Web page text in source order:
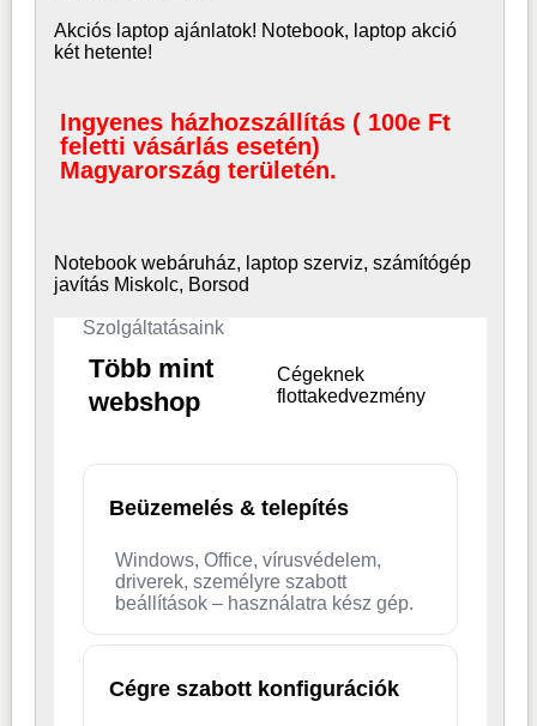
Akciós laptop ajánlatok! Notebook, laptop akció
két hetente!
Ingyenes házhozszállítás ( 100e Ft
feletti vásárlás esetén)
Magyarország területén.
Notebook webáruház, laptop szerviz, számítógép
javítás Miskolc, Borsod
Szolgáltatásaink
Több mint
webshop
Cégeknek
flottakedvezmény
Beüzemelés & telepítés
Windows, Office, vírusvédelem,
driverek, személyre szabott
beállítások – használatra kész gép.
Cégre szabott konfigurációk